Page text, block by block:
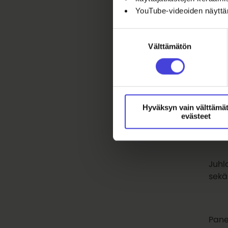
YouTube-videoiden
Välttämätön
Hyväksyn vain
evästeet
Illan